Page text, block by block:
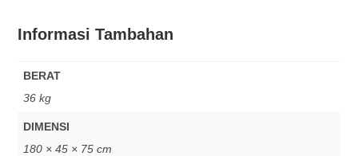
Informasi Tambahan
BERAT
36 kg
DIMENSI
180 × 45 × 75 cm